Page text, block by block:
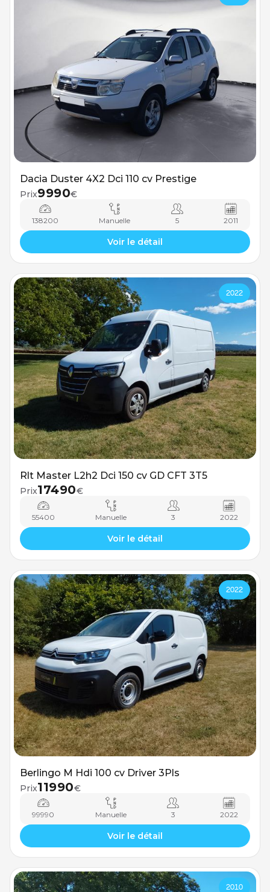
Dacia Duster 4X2 Dci 110 cv Prestige
Prix9990€
138200 Manuelle 5 2011
Voir le détail
2022
Rlt Master L2h2 Dci 150 cv GD CFT 3T5
Prix17490€
55400 Manuelle 3 2022
Voir le détail
2022
Berlingo M Hdi 100 cv Driver 3Pls
Prix11990€
99990 Manuelle 3 2022
Voir le détail
2010